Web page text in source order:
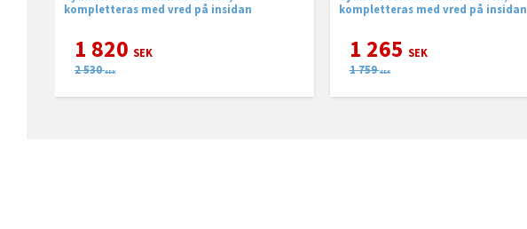
kompletteras med vred på insidan
1 820 SEK
2 530 SEK
kompletteras med vred på insidan
1 265 SEK
1 759 SEK